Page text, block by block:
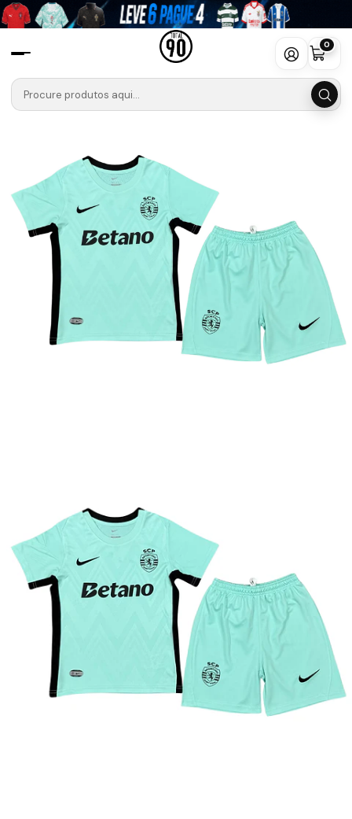
0
Início Camisolas Liga Portugal Betclic SPORTING 🦁🟢
Conjunto SC Portugal Quinto Equipamento 2025-2026 Criança